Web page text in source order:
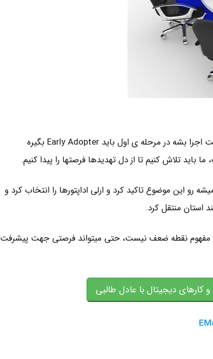
یک استارت آپ کسب و کار نو یه ایده ی فناورآنه و نوآورانه وقتی قرار هست اجرا بشه در مرحله ی اول باید Early Adopter بگیره
تلاش کنیم تا از دل تهدیدها فرصتها را پیدا کنیم.
این موضوع تاکید کرد و ارلی اداپتورها را انتخاب کرد و
استان منتقل کرد.
مفهوم نقطه ضعف نیست، حتی میتواند فرصتی جهت پیشرفت
دیجیتال با عادل طالبی